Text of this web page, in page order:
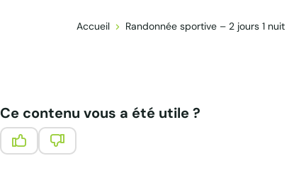
Accueil Randonnée sportive – 2 jours 1 nuit
Ce contenu vous a été utile ?